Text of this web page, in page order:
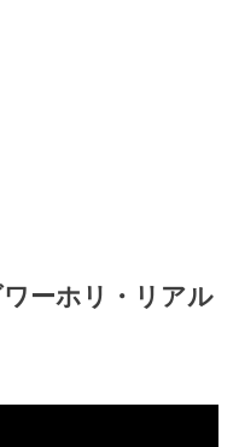
ーホリ・リアル